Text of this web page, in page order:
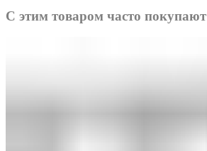
С этим товаром часто покупают